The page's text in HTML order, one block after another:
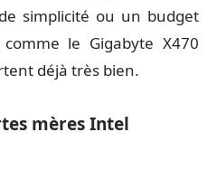
simplicité ou un budget
le Gigabyte X470
déjà très bien.
mères Intel